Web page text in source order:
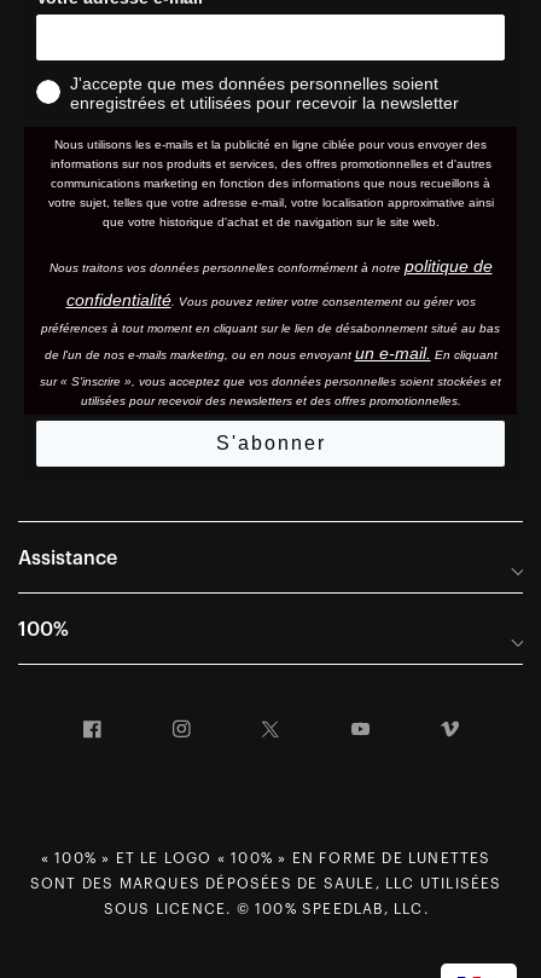
J'accepte que mes données personnelles soient
enregistrées et utilisées pour recevoir la newsletter
Nous utilisons les e-mails et la publicité en ligne ciblée pour vous envoyer des
informations sur nos produits et services, des offres promotionnelles et d'autres
communications marketing en fonction des informations que nous recueillons à
votre sujet, telles que votre adresse e-mail, votre localisation approximative ainsi
que votre historique d'achat et de navigation sur le site web.
Nous traitons vos données personnelles conformément à notre politique de
confidentialité. Vous pouvez retirer votre consentement ou gérer vos
préférences à tout moment en cliquant sur le lien de désabonnement situé au bas
de l'un de nos e-mails marketing, ou en nous envoyant un e-mail. En cliquant
sur « S'inscrire », vous acceptez que vos données personnelles soient stockées et
utilisées pour recevoir des newsletters et des offres promotionnelles.
S'abonner
Assistance
Foire aux questions
Conditions générales de vente
100%
Informations sur l'entreprise
Droit de rétractation
Facebook Instagram YouTube
« 100% » ET LE LOGO « 100% » EN FORME DE LUNETTES
SONT DES MARQUES DÉPOSÉES DE SAULE, LLC UTILISÉES
SOUS LICENCE. © 100% SPEEDLAB, LLC.